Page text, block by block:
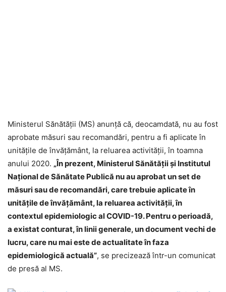
Ministerul Sănătăţii (MS) anunţă că, deocamdată, nu au fost
aprobate măsuri sau recomandări, pentru a fi aplicate în
unităţile de învăţământ, la reluarea activităţii, în toamna
anului 2020. „În prezent, Ministerul Sănătăţii şi Institutul
Naţional de Sănătate Publică nu au aprobat un set de
măsuri sau de recomandări, care trebuie aplicate în
unităţile de învăţământ, la reluarea activităţii, în
contextul epidemiologic al COVID-19. Pentru o perioadă,
a existat conturat, în linii generale, un document vechi de
lucru, care nu mai este de actualitate în faza
epidemiologică actuală”, se precizează într-un comunicat
de presă al MS.